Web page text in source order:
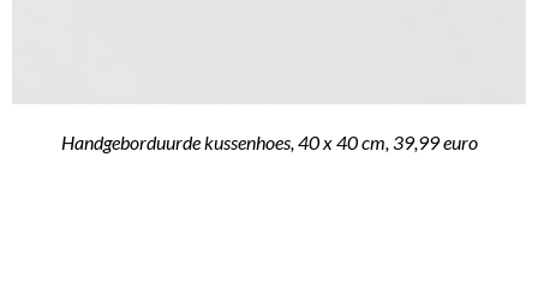
Handgeborduurde kussenhoes, 40 x 40 cm, 39,99 euro